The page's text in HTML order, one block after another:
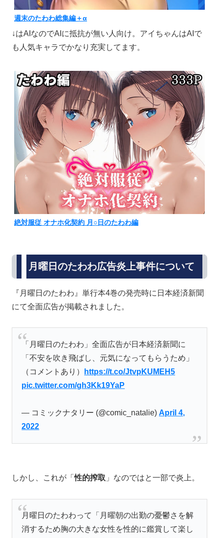
週末のたわわ総集編＋α
↓はAIなのでAIに抵抗が無い人向け。アイちゃんはAIで
も人気キャラでかなり充実してます。
絶対服従 オナホ化契約 月○日のたわわ編
月曜日のたわわ広告炎上事件について
『月曜日のたわわ』単行本4巻の発売時に日本経済新聞
にて全面広告が掲載されました。
「月曜日のたわわ」全面広告が日本経済新聞に
「不安を吹き飛ばし、元気になってもらうため」
（コメントあり）
https://t.co/JtvpKUMEH5
pic.twitter.com/gh3Kk19YaP
— コミックナタリー (@comic_natalie)April 4,
2022
しかし、これが「性的搾取 」なのではと一部で炎上。
月曜日のたわわって「月曜朝の出勤の憂鬱さを解
消するため胸の大きな女性を性的に鑑賞して楽し